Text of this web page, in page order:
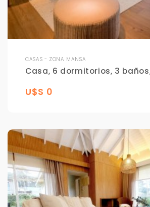
CASAS - ZONA MANSA
Casa, 6 dormitorios, 3
U$S 0